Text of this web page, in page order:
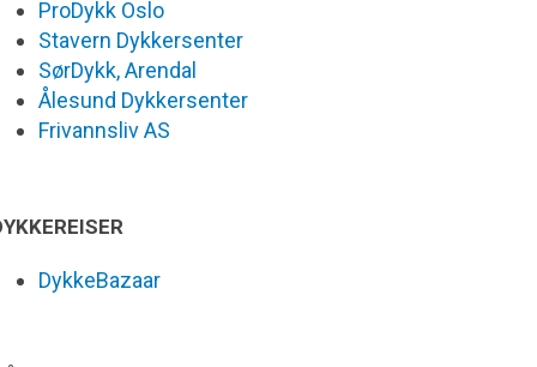
ProDykk Oslo
Stavern Dykkersenter
SørDykk, Arendal
Ålesund Dykkersenter
Frivannsliv AS
DykkeBazaar